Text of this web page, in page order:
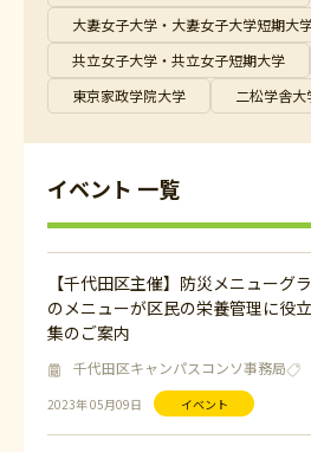
大妻女子大学・大妻女子大学短期大
共立女子大学・共立女子短期大学
東京家政学院大学
二松学舎大
イベント 一覧
2023年 05月09日 イベント
【千代田区主催】防災メニューグ
のメニューが区民の栄養管理に役
集のご案内
千代田区キャンパスコンソ事務局